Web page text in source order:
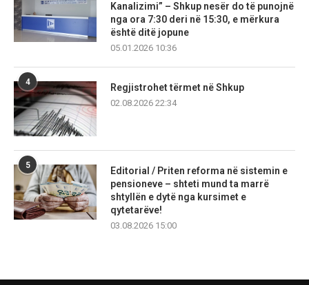
Kanalizimi” – Shkup nesër do të punojnë
nga ora 7:30 deri në 15:30, e mërkura
është ditë jopune
05.01.2026 10:36
4
Regjistrohet tërmet në Shkup
02.08.2026 22:34
5
Editorial / Priten reforma në sistemin e
pensioneve – shteti mund ta marrë
shtyllën e dytë nga kursimet e
qytetarëve!
03.08.2026 15:00